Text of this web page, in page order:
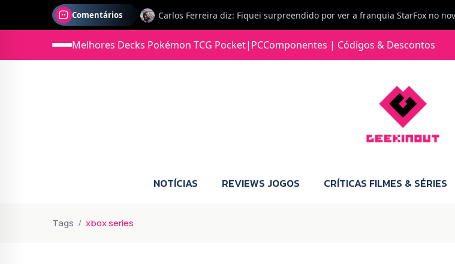
Comentários
Jonas diz: Estou seriamente com vontade para comprar para a Switch 2 :P
Melhores Decks Pokémon TCG Pocket| PCComponentes | Códigos & Descontos
NOTÍCIAS REVIEWS JOGOS CRÍTICAS FILMES & SÉRIES
Tags xbox series